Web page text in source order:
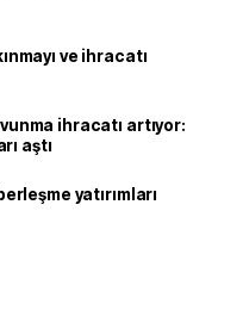
ve ihracatı
ihracatı artıyor:
aştı
yatırımları